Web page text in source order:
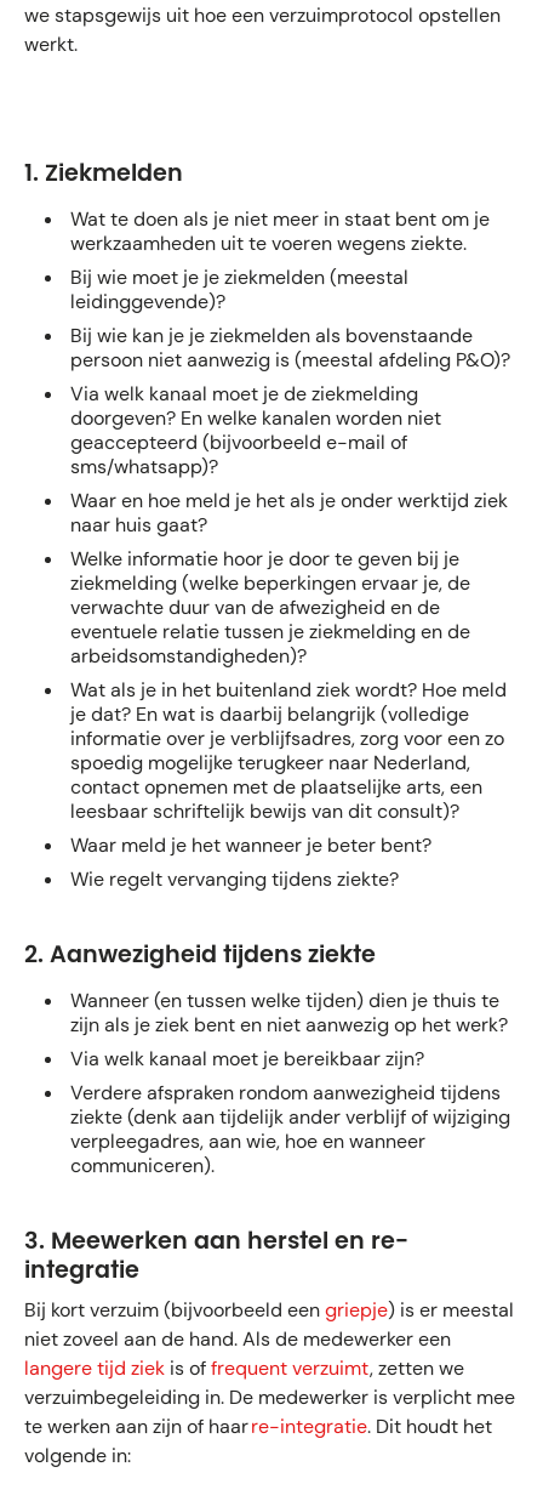
we stapsgewijs uit hoe een verzuimprotocol opstellen
werkt.
1. Ziekmelden
Wat te doen als je niet meer in staat bent om je
werkzaamheden uit te voeren wegens ziekte.
Bij wie moet je je ziekmelden (meestal
leidinggevende)?
Bij wie kan je je ziekmelden als bovenstaande
persoon niet aanwezig is (meestal afdeling P&O)?
Via welk kanaal moet je de ziekmelding
doorgeven? En welke kanalen worden niet
geaccepteerd (bijvoorbeeld e-mail of
sms/whatsapp)?
Waar en hoe meld je het als je onder werktijd ziek
naar huis gaat?
Welke informatie hoor je door te geven bij je
ziekmelding (welke beperkingen ervaar je, de
verwachte duur van de afwezigheid en de
eventuele relatie tussen je ziekmelding en de
arbeidsomstandigheden)?
Wat als je in het buitenland ziek wordt? Hoe meld
je dat? En wat is daarbij belangrijk (volledige
informatie over je verblijfsadres, zorg voor een zo
spoedig mogelijke terugkeer naar Nederland,
contact opnemen met de plaatselijke arts, een
leesbaar schriftelijk bewijs van dit consult)?
Waar meld je het wanneer je beter bent?
Wie regelt vervanging tijdens ziekte?
2. Aanwezigheid tijdens ziekte
Wanneer (en tussen welke tijden) dien je thuis te
zijn als je ziek bent en niet aanwezig op het werk?
Via welk kanaal moet je bereikbaar zijn?
Verdere afspraken rondom aanwezigheid tijdens
ziekte (denk aan tijdelijk ander verblijf of wijziging
verpleegadres, aan wie, hoe en wanneer
communiceren).
3. Meewerken aan herstel en re-
integratie
Bij kort verzuim (bijvoorbeeld eengriepje) is er meestal
niet zoveel aan de hand. Als de medewerker een
langere tijd ziek is offrequent verzuimt, zetten we
verzuimbegeleiding in. De medewerker is verplicht mee
te werken aan zijn of haarre-integratie. Dit houdt het
volgende in: